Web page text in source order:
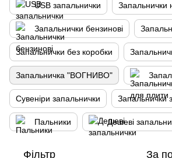
USB запальнички Запальнички
Запальнички бензинові
Запальнички без коробки
Запальничка "ВОГНИВО"
Сувеніри запальнички Запальнички
Пальники Дешеві
Фільтр За